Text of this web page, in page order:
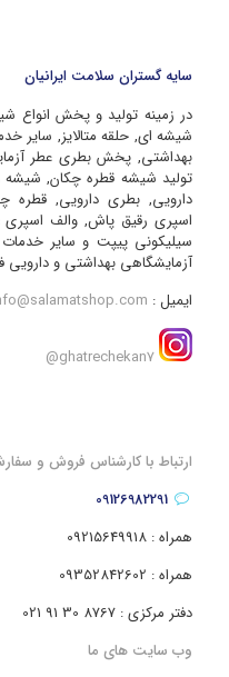
سایه گستران سلامت ایرانیان
در زمینه تولید و پخش انواع
شیشه ای, حلقه متالایز, سایر
بهداشتی, پخش بطری عطر
تولید شیشه قطره چکان, شیشه
دارویی, بطری دارویی, قطره
اسپری رقیق پاش, والف
سیلیکونی پیپت و سایر
آزمایشگاهی بهداشتی و دارویی
ایمیل :
ghatrechekan7@
ارتباط با کارشناس فروش و
09126982291
همراه : 09215649918
همراه : 09352842602
دفتر مرکزی : 8767 30 91 021
وب سایت های ما